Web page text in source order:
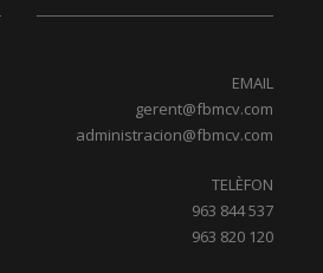
EMAIL
gerent@fbmcv.com
administracion@fbmcv.com
TELÈFON
963 844 537
963 820 120